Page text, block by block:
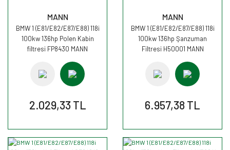
MANN
BMW 1 (E81/E82/E87/E88) 118i
100kw 136hp Polen Kabin
filtresi FP8430 MANN
2.029,33 TL
MANN
BMW 1 (E81/E82/E87/E88) 118i
100kw 136hp Şanzuman
Filtresi H50001 MANN
6.957,38 TL